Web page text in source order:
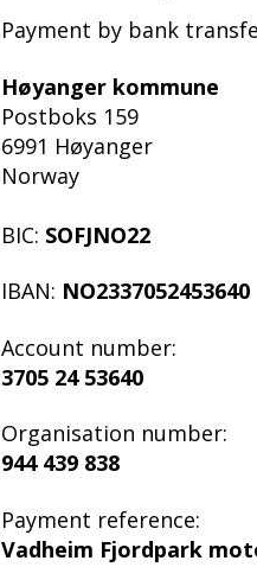
Payment by bank
Høyanger kommune
Postboks 159
6991 Høyanger
Norway
BIC: SOFJNO22
IBAN: NO2337052453640
Account number:
3705 24 53640
Organisation number:
944 439 838
Payment reference:
Vadheim Fjordpark